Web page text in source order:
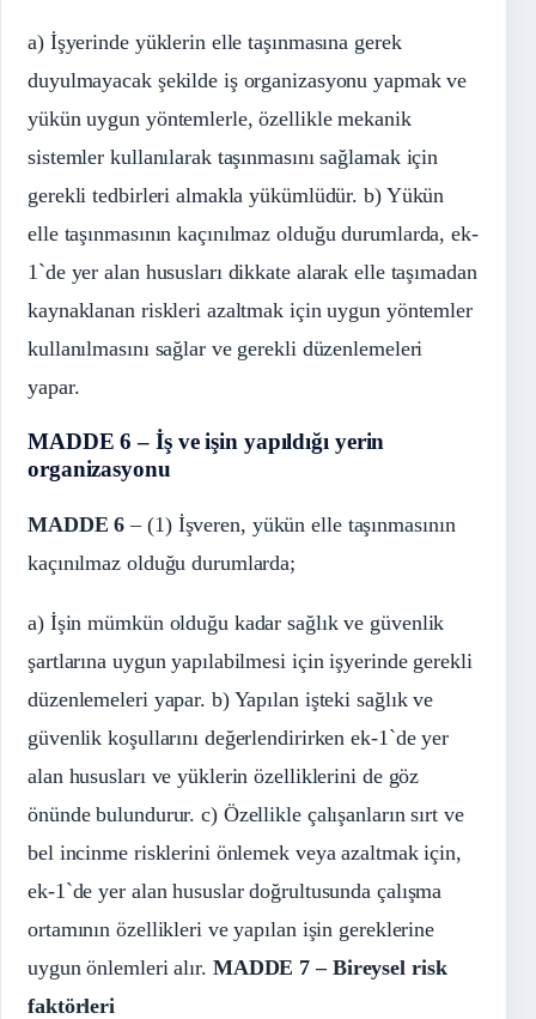
a) İşyerinde yüklerin elle taşınmasına gerek
duyulmayacak şekilde iş organizasyonu yapmak ve
yükün uygun yöntemlerle, özellikle mekanik
sistemler kullanılarak taşınmasını sağlamak için
gerekli tedbirleri almakla yükümlüdür. b) Yükün
elle taşınmasının kaçınılmaz olduğu durumlarda, ek-
1`de yer alan hususları dikkate alarak elle taşımadan
kaynaklanan riskleri azaltmak için uygun yöntemler
kullanılmasını sağlar ve gerekli düzenlemeleri
yapar.
MADDE 6 – İş ve işin yapıldığı yerin
organizasyonu
MADDE 6 – (1) İşveren, yükün elle taşınmasının
kaçınılmaz olduğu durumlarda;
a) İşin mümkün olduğu kadar sağlık ve güvenlik
şartlarına uygun yapılabilmesi için işyerinde gerekli
düzenlemeleri yapar. b) Yapılan işteki sağlık ve
güvenlik koşullarını değerlendirirken ek-1`de yer
alan hususları ve yüklerin özelliklerini de göz
önünde bulundurur. c) Özellikle çalışanların sırt ve
bel incinme risklerini önlemek veya azaltmak için,
ek-1`de yer alan hususlar doğrultusunda çalışma
ortamının özellikleri ve yapılan işin gereklerine
uygun önlemleri alır. MADDE 7 – Bireysel risk
faktörleri